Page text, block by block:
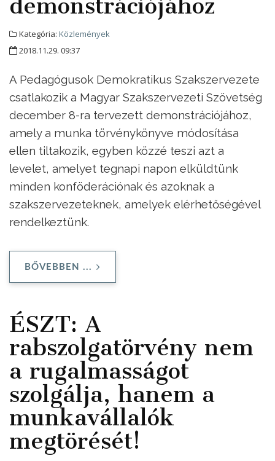
Kategória: Közlemények
2018.11.29. 09:37
A Pedagógusok Demokratikus Szakszervezete
csatlakozik a Magyar Szakszervezeti Szövetség
december 8-ra tervezett demonstrációjához,
amely a munka törvénykönyve módosítása
ellen tiltakozik, egyben közzé teszi azt a
levelet, amelyet tegnapi napon elküldtünk
minden konföderációnak és azoknak a
szakszervezeteknek, amelyek elérhetőségével
rendelkeztünk.
BŐVEBBEN ...
ÉSZT: A
rabszolgatörvény nem
a rugalmasságot
szolgálja, hanem a
munkavállalók
megtörését!